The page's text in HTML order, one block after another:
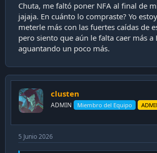
Chuta, me faltó poner NFA al final de
jajaja. En cuánto lo compraste? Yo
meterle más con las fuertes caídas de
pero siento que aún le falta caer más a
aguantando un poco más.
clusten
ADMIN Miembro del Equipo
5 Junio 2026